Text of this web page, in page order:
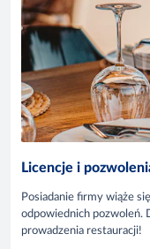
Licencje i
Posiadanie firmy wiąże
odpowiednich pozwoleń.
prowadzenia restauracji!